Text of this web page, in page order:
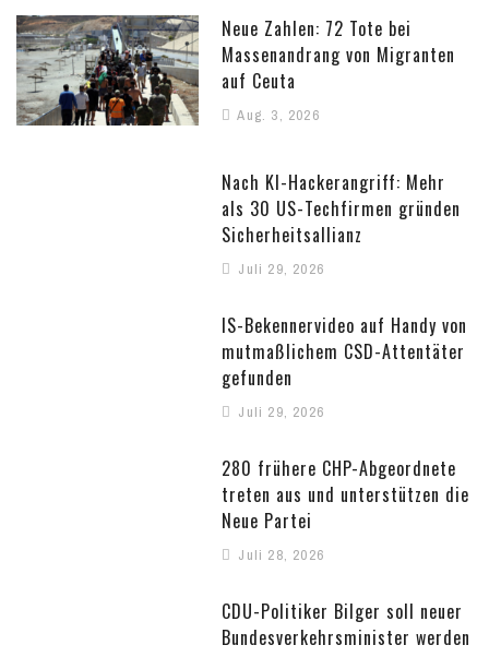
Neue Zahlen: 72 Tote bei
Massenandrang von Migranten
auf Ceuta
Aug. 3, 2026
Nach KI-Hackerangriff: Mehr
als 30 US-Techfirmen gründen
Sicherheitsallianz
Juli 29, 2026
IS-Bekennervideo auf Handy von
mutmaßlichem CSD-Attentäter
gefunden
Juli 29, 2026
280 frühere CHP-Abgeordnete
treten aus und unterstützen die
Neue Partei
Juli 28, 2026
CDU-Politiker Bilger soll neuer
Bundesverkehrsminister werden